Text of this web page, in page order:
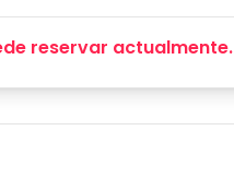
reservar actualmente.